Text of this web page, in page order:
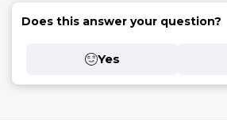
Does this answer your question?
Yes